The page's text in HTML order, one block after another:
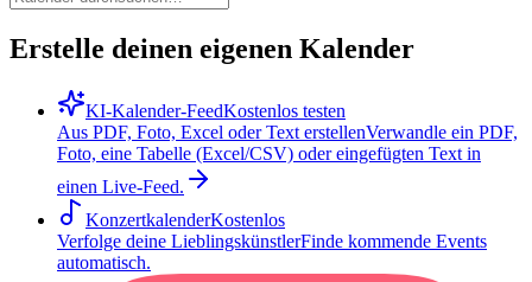
Erstelle deinen eigenen Kalender
KI-Kalender-FeedKostenlos testen
Aus PDF, Foto, Excel oder Text erstellenVerwandle ein PDF,
Foto, eine Tabelle (Excel/CSV) oder eingefügten Text in
einen Live-Feed.
KonzertkalenderKostenlos
Verfolge deine LieblingskünstlerFinde kommende Events
automatisch.